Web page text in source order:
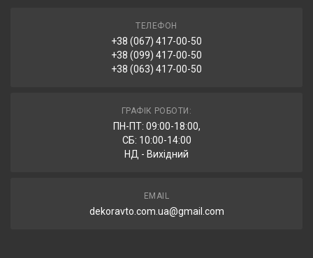
ТЕЛЕФОН
+38 (067) 417-00-50
+38 (099) 417-00-50
+38 (063) 417-00-50
ГРАФІК РОБОТИ:
ПН-ПТ: 09:00-18:00,
СБ: 10:00-14:00
НД - Вихідний
EMAIL
dekoravto.com.ua@gmail.com